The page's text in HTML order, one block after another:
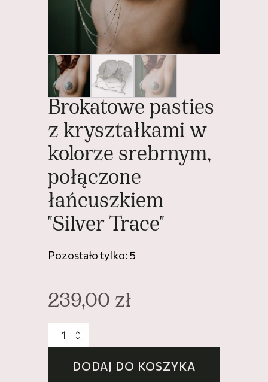
Brokatowe pasties
z kryształkami w
kolorze srebrnym,
połączone
łańcuszkiem
"Silver Trace"
Pozostało tylko: 5
239,00 zł
ilość
Brokatowe
DODAJ DO KOSZYKA